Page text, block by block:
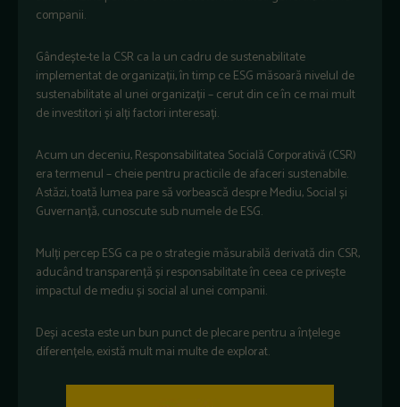
companii.
Gândește-te la CSR ca la un cadru de sustenabilitate
implementat de organizații, în timp ce ESG măsoară nivelul de
sustenabilitate al unei organizații – cerut din ce în ce mai mult
de investitori și alți factori interesați.
Acum un deceniu, Responsabilitatea Socială Corporativă (CSR)
era termenul – cheie pentru practicile de afaceri sustenabile.
Astăzi, toată lumea pare să vorbească despre Mediu, Social și
Guvernanță, cunoscute sub numele de ESG.
Mulți percep ESG ca pe o strategie măsurabilă derivată din CSR,
aducând transparență și responsabilitate în ceea ce privește
impactul de mediu și social al unei companii.
Deși acesta este un bun punct de plecare pentru a înțelege
diferențele, există mult mai multe de explorat.